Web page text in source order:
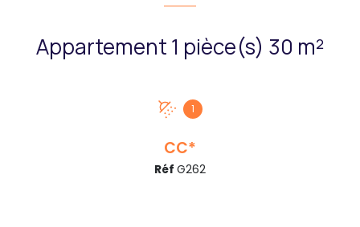
Appartement 1 pièce(s) 30 m²
1
CC*
Réf G262